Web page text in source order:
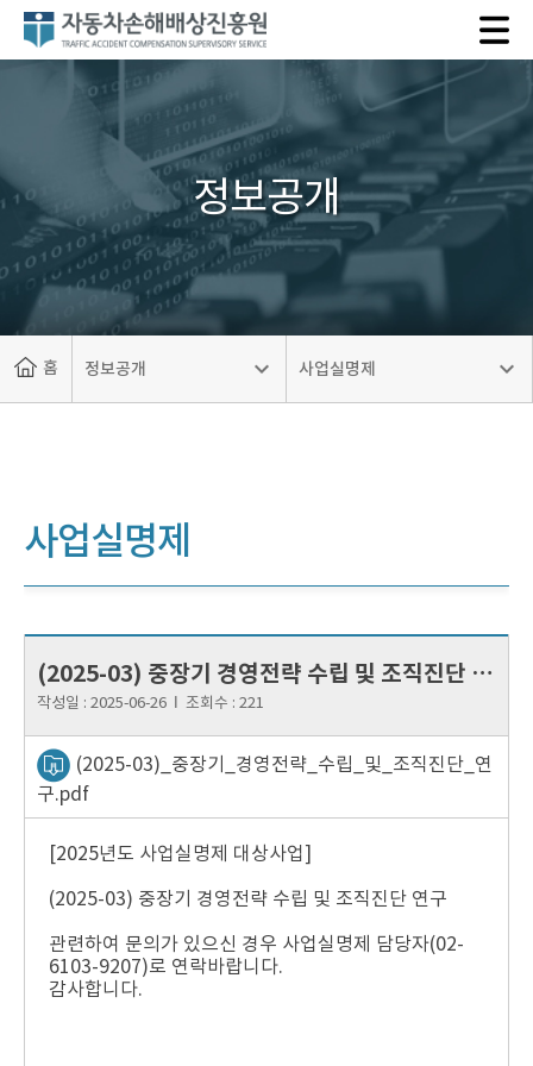
자
상
진
흥
원
정보공개
홈 정보공개 사업실명제
사업실명제
(2025-03) 중장기 경영전략 수립 및 조직진단 연구
작성일 : 2025-06-26 Ι 조회수 : 221
(2025-03)_중장기_경영전략_수립_및_조직진단_연
구.pdf
[2025년도 사업실명제 대상사업]
(2025-03) 중장기 경영전략 수립 및 조직진단 연구
관련하여 문의가 있으신 경우 사업실명제 담당자(02-
6103-9207)로 연락바랍니다.
감사합니다.